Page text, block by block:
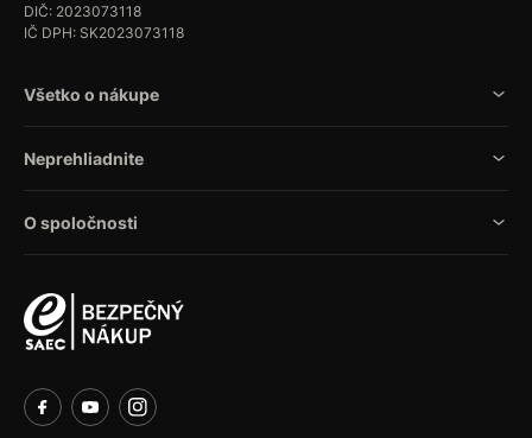
DIČ: 2023073118
IČ DPH: SK2023073118
Všetko o nákupe
Neprehliadnite
O spoločnosti